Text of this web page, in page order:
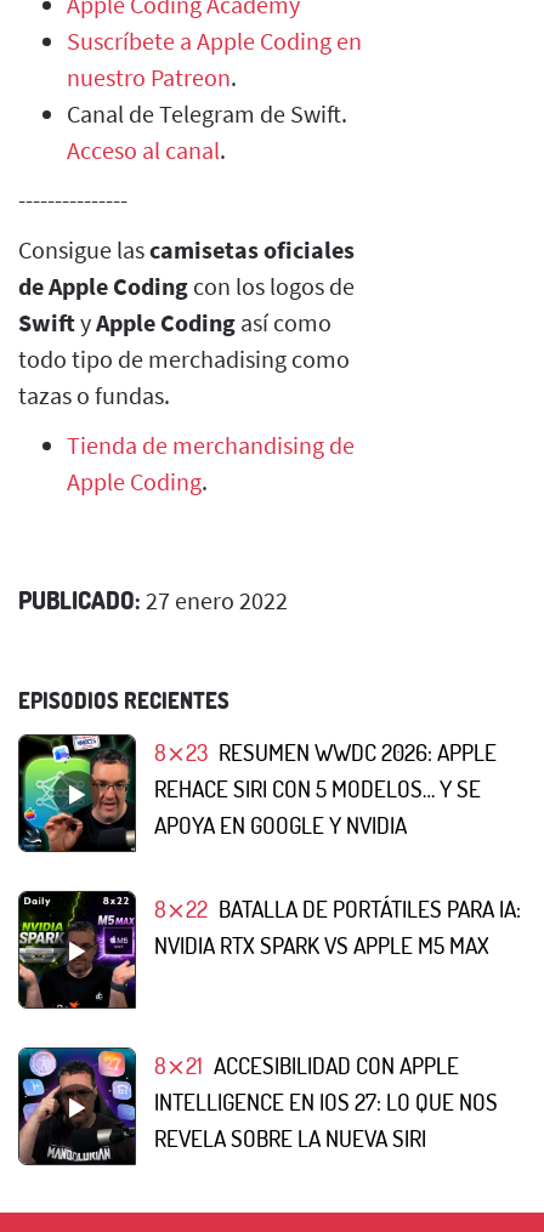
Suscríbete a Apple Coding en
nuestro Patreon.
Canal de Telegram de Swift.
Acceso al canal.
---------------
Consigue lascamisetas oficiales
de Apple Coding con los logos de
SwiftyApple Coding así como
todo tipo de merchadising como
tazas o fundas.
Tienda de merchandising de
Apple Coding.
PUBLICADO: 27 enero 2022
EPISODIOS RECIENTES
8⨯23 RESUMEN WWDC 2026: APPLE
REHACE SIRI CON 5 MODELOS… Y SE
APOYA EN GOOGLE Y NVIDIA
8⨯22 BATALLA DE PORTÁTILES PARA IA:
NVIDIA RTX SPARK VS APPLE M5 MAX
8⨯21 ACCESIBILIDAD CON APPLE
INTELLIGENCE EN IOS 27: LO QUE NOS
REVELA SOBRE LA NUEVA SIRI